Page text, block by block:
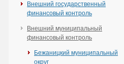
Внешний государственный
финансовый контроль
Внешний муниципальный
финансовый контроль
Бежаницкий муниципальный
округ